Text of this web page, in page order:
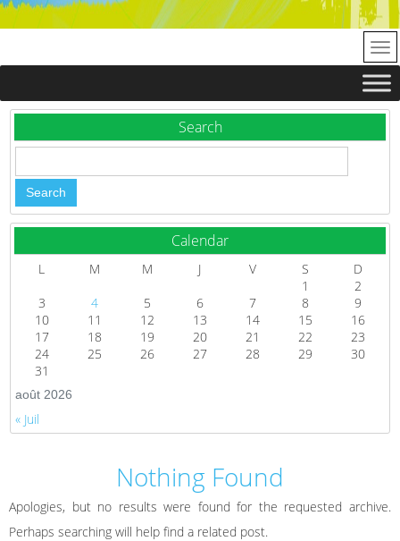
Search
Calendar
août 2026
L M M J V S
D
1
2
3
4 5 6 7 8
9
10
11 12 13 14 15
16
17
18 19 20 21 22
23
24
25 26 27 28 29
30
31
« Juil
Nothing Found
Apologies, but no results were found for the requested archive.
Perhaps searching will help find a related post.